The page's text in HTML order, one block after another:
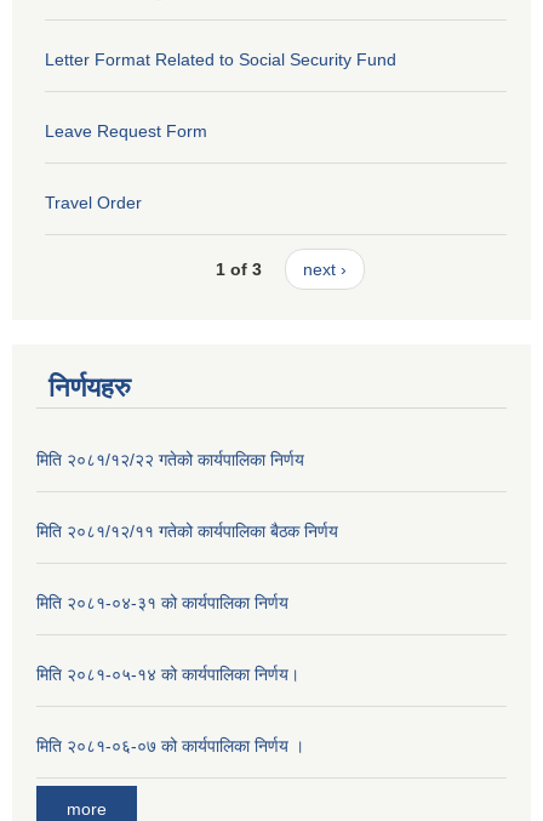
Letter Format Related to Social Security Fund
Leave Request Form
Travel Order
1 of 3 next ›
निर्णयहरु
मिति २०८१/१२/२२ गतेको कार्यपालिका निर्णय
मिति २०८१/१२/११ गतेको कार्यपालिका बैठक निर्णय
मिति २०८१-०४-३१ को कार्यपालिका निर्णय
मिति २०८१-०५-१४ को कार्यपालिका निर्णय।
मिति २०८१-०६-०७ को कार्यपालिका निर्णय ।
more